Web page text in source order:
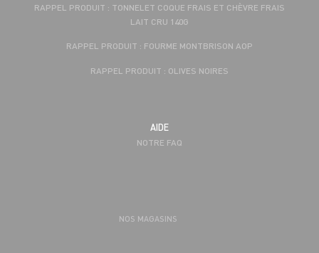
RAPPEL PRODUIT : TONNELET COQUE FRAIS ET CHÈVRE FRAIS
LAIT CRU 140G
RAPPEL PRODUIT : FOURME MONTBRISON AOP
RAPPEL PRODUIT : OLIVES NOIRES
AIDE
NOTRE FAQ
NOS MAGASINS